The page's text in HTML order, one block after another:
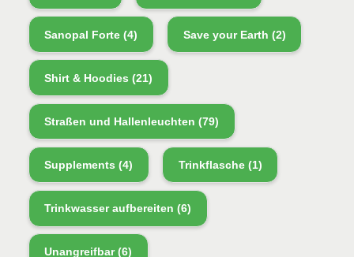
Sanopal Forte (4) Save your Earth (2)
Shirt & Hoodies (21)
Straßen und Hallenleuchten (79)
Supplements (4) Trinkflasche(1)
Trinkwasser aufbereiten (6)
Unangreifbar(6)